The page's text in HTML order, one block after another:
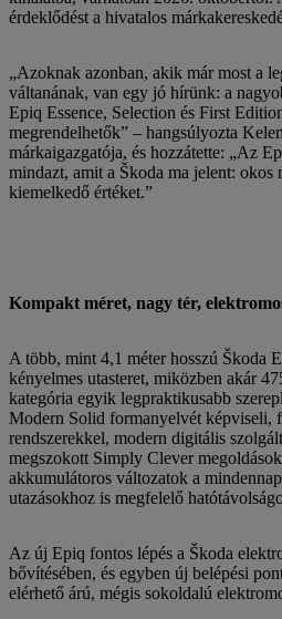
érdeklődést a hivatalos
„Azoknak azonban, akik már most a
váltanának, van egy jó hírünk: a
Epiq Essence, Selection és First
megrendelhetők” – hangsúlyozta
márkaigazgatója, és hozzátette: „Az
mindazt, amit a Škoda ma jelent: okos
kiemelkedő értéket.”
Kompakt méret, nagy tér,
A több, mint 4,1 méter hosszú Škoda
kényelmes utasteret, miközben akár
kategória egyik legpraktikusabb
Modern Solid formanyelvét képviseli,
rendszerekkel, modern digitális
megszokott Simply Clever
akkumulátoros változatok a
utazásokhoz is megfelelő
Az új Epiq fontos lépés a Škoda
bővítésében, és egyben új belépési
elérhető árú, mégis sokoldalú